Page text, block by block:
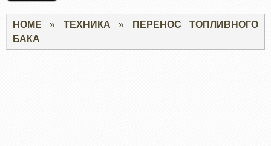
Строка
навигации
HOME ТЕХНИКА
ПЕРЕНОС ТОПЛИВНОГО
БАКА